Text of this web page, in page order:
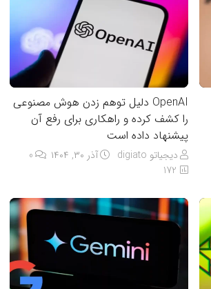
OpenAI دلیل توهم زدن هوش مصنوعی
را کشف کرده و راهکاری برای رفع آن
پیشنهاد داده است
دیجیاتو digiato آذر ۳۰, ۱۴۰۴
0
172